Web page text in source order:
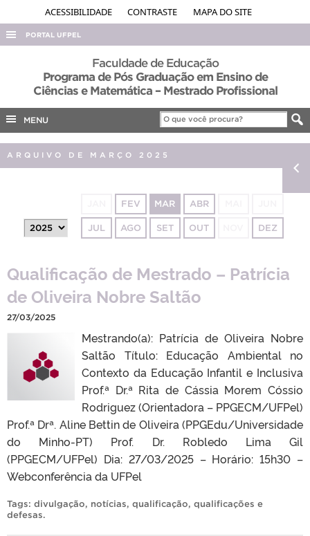
ACESSIBILIDADE CONTRASTE MAPA DO SITE
PORTAL UFPEL
ACESSO À INFORMAÇÃO
AUDITORIA
EDITAIS
PORTARIAS
Faculdade de Educação
Programa de Pós Graduação em Ensino de
Ciências e Matemática – Mestrado Profissional
MENU
ARQUIVO DE MARÇO 2025
FEV MAR ABR
JUL AGO SET OUT DEZ
Qualificação de Mestrado – Patrícia
de Oliveira Nobre Saltão
27/03/2025
Mestrando(a): Patrícia de Oliveira Nobre
Saltão Título: Educação Ambiental no
Contexto da Educação Infantil e Inclusiva
Prof.ª Dr.ª Rita de Cássia Morem Cóssio
Rodriguez (Orientadora – PPGECM/UFPel)
Prof.ª Drª. Aline Bettin de Oliveira (PPGEdu/Universidade
do Minho-PT) Prof. Dr. Robledo Lima Gil
(PPGECM/UFPel) Dia: 27/03/2025 – Horário: 15h30 –
Webconferência da UFPel
Tags: divulgação, notícias, qualificação, qualificações e
defesas.